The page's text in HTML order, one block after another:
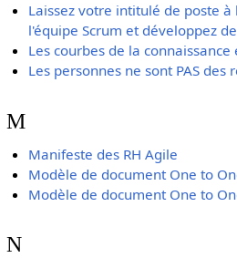
Laissez votre intitulé de poste
l'équipe Scrum et développez
Les courbes de la
Les personnes ne sont PAS des
M
Manifeste des RH Agile
Modèle de document One to
Modèle de document One to
N